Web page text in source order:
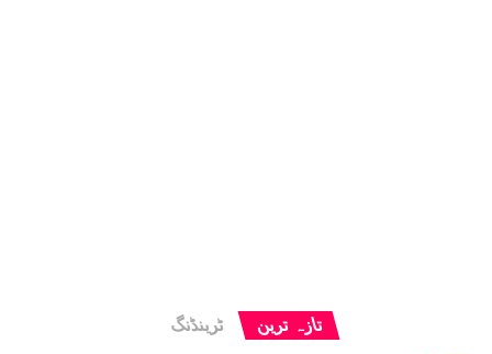
تازہ ترین ٹرینڈنگ